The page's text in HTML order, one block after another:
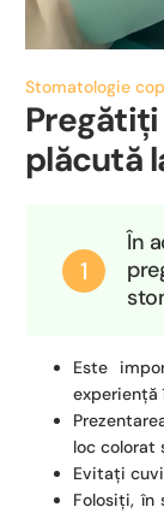
Stomatologie
plăcută
1
În
Este
loc colorat
Evitați
Folosiți, în